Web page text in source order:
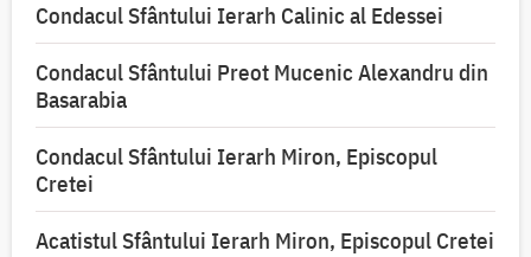
Condacul Sfântului Ierarh Calinic al Edessei
Condacul Sfântului Preot Mucenic Alexandru din
Basarabia
Condacul Sfântului Ierarh Miron, Episcopul
Cretei
Acatistul Sfântului Ierarh Miron, Episcopul Cretei